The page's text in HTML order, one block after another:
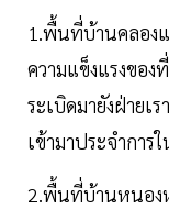
1.พื้นที่บ้านคลองแ
ความแข็งแรงขอ
ระเบิดมายังฝ่ายเ
เข้ามาประจำการ
2.พื้นที่บ้านหนอง